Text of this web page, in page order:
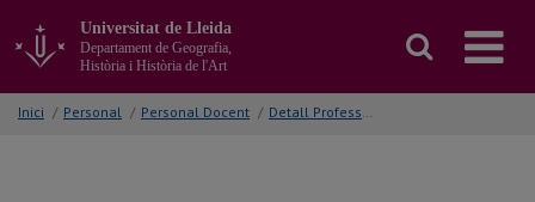
contingut
Universitat de Lleida
Departament de Geografia,
Història i Història de l'Art
Inici / Personal / Personal Docent / Detall Professor/a